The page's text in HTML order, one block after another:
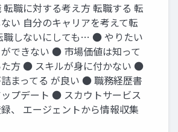
転職に対する考え方 転職する 転
い 自分のキャリアを考えて転
職しないにしても… ● やりたい
ができない ● 市場価値は知って
方 ● スキルが身に付かない ●
まってる が良い ● 職務経歴書
プデート ● スカウトサービス
、 エージェントから情報収集